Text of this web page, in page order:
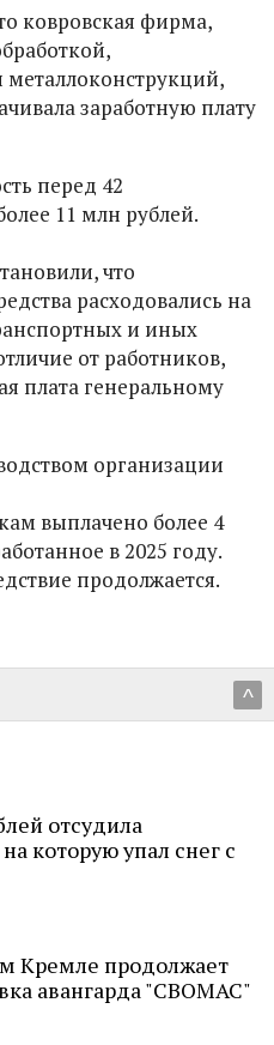
ковровская фирма,
заработную плату
перед 42
11 млн рублей.
что
расходовались на
и иных
от работников,
плата генеральному
организации
выплачено более 4
в 2025 году.
продолжается.
^
отсудила
которую упал снег с
Кремле продолжает
авангарда "СВОМАС"